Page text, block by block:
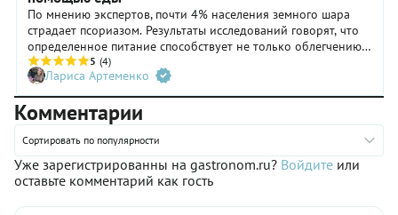
По мнению экспертов, почти 4% населения земного шара
страдает псориазом. Результаты исследований говорят, что
определенное питание способствует не только облегчению
заболевания, но и приводит к устойчивой ремиссии. В мире
есть несколько диет, которые рекомендуется соблюдать при
псориазе. Рассмотрим одну из них — диету Пегано.
5 (4)
Лариса Артеменко
Комментарии
Сортировать по популярности
Уже зарегистрированны на gastronom.ru? Войдите или
оставьте комментарий как гость